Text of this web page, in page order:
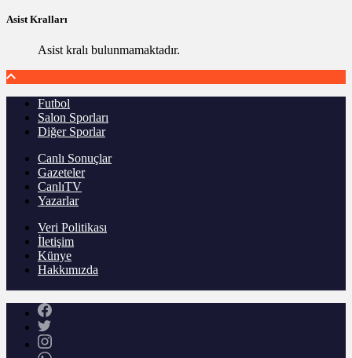
Asist Kralları
Asist kralı bulunmamaktadır.
Futbol
Salon Sporları
Diğer Sporlar
Canlı Sonuçlar
Gazeteler
CanlıTV
Yazarlar
Veri Politikası
İletişim
Künye
Hakkımızda